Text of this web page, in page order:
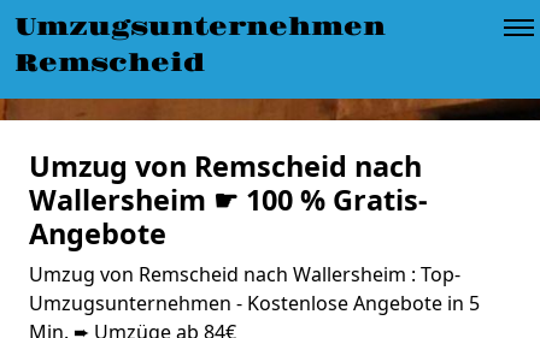
Umzugsunternehmen
Remscheid
Umzug von Remscheid nach
Wallersheim ☛ 100 % Gratis-
Angebote
Umzug von Remscheid nach Wallersheim : Top-
Umzugsunternehmen - Kostenlose Angebote in 5
Min. ➨ Umzüge ab 84€